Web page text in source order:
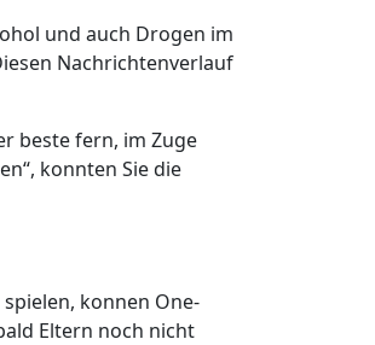
und auch Drogen im
Nachrichtenverlauf
beste fern, im Zuge
konnten Sie die
konnen One-
Eltern noch nicht